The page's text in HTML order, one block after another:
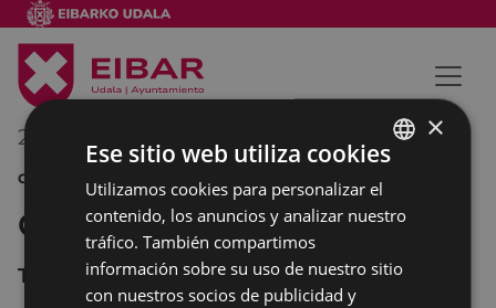
20/01/2012
CINE
Cine en el Coliseo
Teatro Coliseo
BASQUE
SPANISH
×
Ese sitio web utiliza cookies
Utilizamos cookies para personalizar el
contenido, los anuncios y analizar nuestro
tráfico. También compartimos
información sobre su uso de nuestro sitio
con nuestros socios de publicidad y